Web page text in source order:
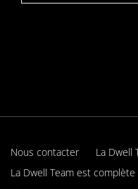
Nous contacter
La Dwell
La Dwell Team est complète